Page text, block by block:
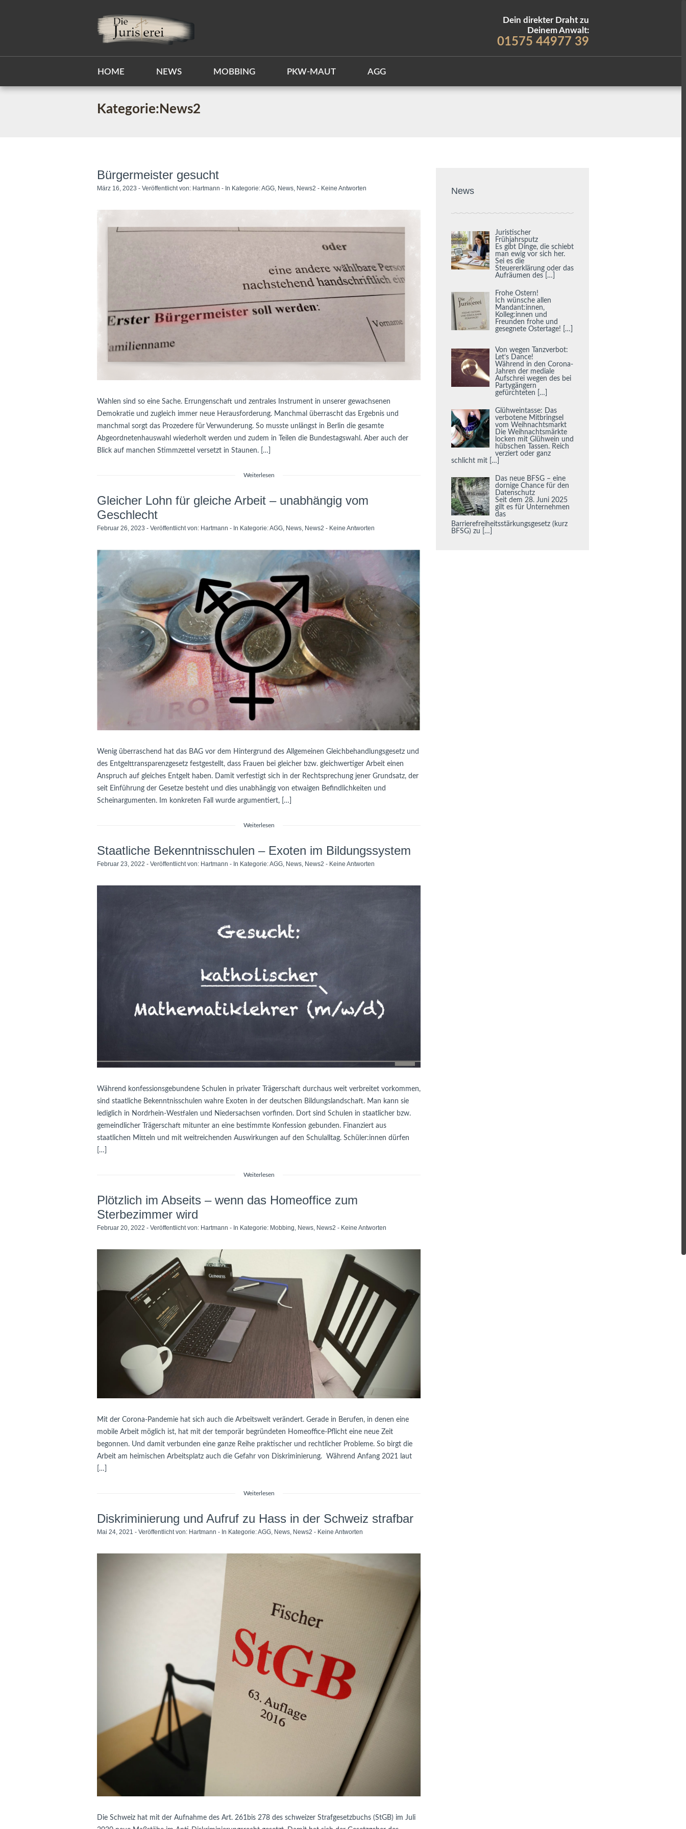
Dein direkter Draht zu
Deinem Anwalt:
01575 44977 39
HOME NEWS MOBBING PKW-MAUT AGG
Kategorie:News2
Bürgermeister gesucht
März 16, 2023 - Veröffentlicht von: Hartmann - In Kategorie:AGG, News, News2 - Keine Antworten
Wahlen sind so eine Sache. Errungenschaft und zentrales Instrument in unserer gewachsenen
Demokratie und zugleich immer neue Herausforderung. Manchmal überrascht das Ergebnis und
manchmal sorgt das Prozedere für Verwunderung. So musste unlängst in Berlin die gesamte
Abgeordnetenhauswahl wiederholt werden und zudem in Teilen die Bundestagswahl. Aber auch der
Blick auf manchen Stimmzettel versetzt in Staunen. […]
Weiterlesen
Gleicher Lohn für gleiche Arbeit – unabhängig vom
Geschlecht
Februar 26, 2023 - Veröffentlicht von: Hartmann - In Kategorie:AGG, News, News2 - Keine Antworten
Wenig überraschend hat das BAG vor dem Hintergrund des Allgemeinen Gleichbehandlungsgesetz und
des Entgelttransparenzgesetz festgestellt, dass Frauen bei gleicher bzw. gleichwertiger Arbeit einen
Anspruch auf gleiches Entgelt haben. Damit verfestigt sich in der Rechtsprechung jener Grundsatz, der
seit Einführung der Gesetze besteht und dies unabhängig von etwaigen Befindlichkeiten und
Scheinargumenten. Im konkreten Fall wurde argumentiert, […]
Weiterlesen
Staatliche Bekenntnisschulen – Exoten im Bildungssystem
Februar 23, 2022 - Veröffentlicht von: Hartmann - In Kategorie:AGG, News, News2 - Keine Antworten
Während konfessionsgebundene Schulen in privater Trägerschaft durchaus weit verbreitet vorkommen,
sind staatliche Bekenntnisschulen wahre Exoten in der deutschen Bildungslandschaft. Man kann sie
lediglich in Nordrhein-Westfalen und Niedersachsen vorfinden. Dort sind Schulen in staatlicher bzw.
gemeindlicher Trägerschaft mitunter an eine bestimmte Konfession gebunden. Finanziert aus
staatlichen Mitteln und mit weitreichenden Auswirkungen auf den Schulalltag. Schüler:innen dürfen
[…]
Weiterlesen
Plötzlich im Abseits – wenn das Homeoffice zum
Sterbezimmer wird
Februar 20, 2022 - Veröffentlicht von: Hartmann - In Kategorie: Mobbing News News2 - Keine Antworten
Mit der Corona-Pandemie hat sich auch die Arbeitswelt verändert. Gerade in Berufen, in denen eine
mobile Arbeit möglich ist, hat mit der temporär begründeten Homeoffice-Pflicht eine neue Zeit
begonnen. Und damit verbunden eine ganze Reihe praktischer und rechtlicher Probleme. So birgt die
Arbeit am heimischen Arbeitsplatz auch die Gefahr von Diskriminierung. Während Anfang 2021 laut
[…]
Weiterlesen
Diskriminierung und Aufruf zu Hass in der Schweiz strafbar
Mai 24, 2021 - Veröffentlicht von: Hartmann - In Kategorie:AGG, News, News2 - Keine Antworten
Die Schweiz hat mit der Aufnahme des Art. 261bis 278 des schweizer Strafgesetzbuchs (StGB) im Juli
News
Juristischer
Frühjahrsputz
Es gibt Dinge, die schiebt
man ewig vor sich her.
Sei es die
Steuererklärung oder das
Aufräumen des
[…]
Frohe Ostern!
Ich wünsche allen
Mandant:innen,
Kolleg:innen und
Freunden frohe und
gesegnete Ostertage! […]
Von wegen Tanzverbot:
Let‘s Dance!
Während in den Corona-
Jahren der mediale
Aufschrei wegen des bei
Partygängern
gefürchteten
[…]
Glühweintasse: Das
verbotene Mitbringsel
vom Weihnachtsmarkt
Die Weihnachtsmärkte
locken mit Glühwein und
hübschen Tassen. Reich
verziert oder ganz
schlicht mit
[…]
Das neue BFSG – eine
dornige Chance für den
Datenschutz
Seit dem 28. Juni 2025
gilt es für Unternehmen
das
Barrierefreiheitsstärkungsgesetz (kurz
BFSG) zu
[…]